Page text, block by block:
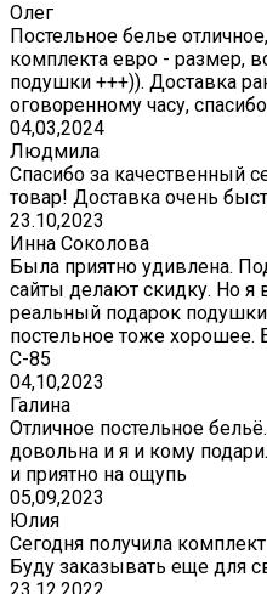
Олег
Постельное белье
комплекта евро - размер,
подушки +++)). Доставка
оговоренному часу,
04,03,2024
Людмила
Спасибо за качественный
товар! Доставка очень
23.10,2023
Инна Соколова
Была приятно удивлена.
сайты делают скидку. Но я
реальный подарок
постельное тоже хорошее.
С-85
04,10,2023
Галина
Отличное постельное
довольна и я и кому
и приятно на ощупь
05,09,2023
Юлия
Сегодня получила
Буду заказывать еще для